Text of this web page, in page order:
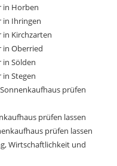
in Horben
in Ihringen
Kirchzarten
Oberried
Sölden
Stegen
prüfen
prüfen lassen
prüfen lassen
Wirtschaftlichkeit und